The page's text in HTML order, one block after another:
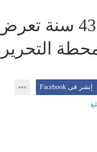
وفاة سائق قطار 43
التحرير
إنشر فى Facebook